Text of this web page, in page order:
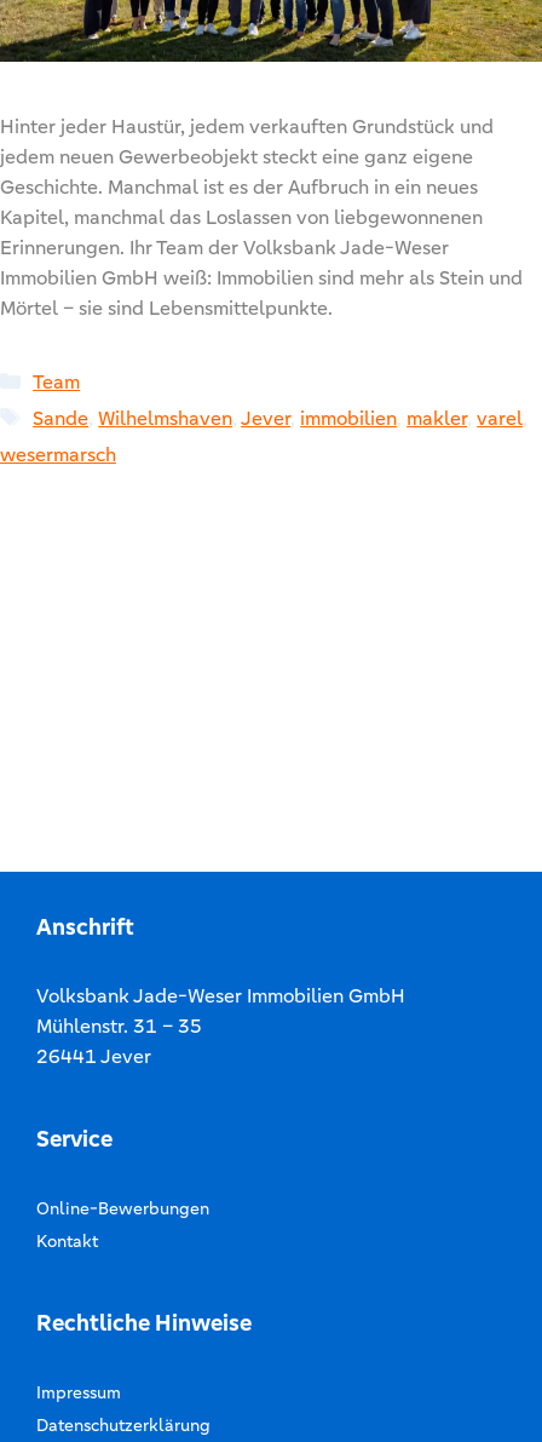
Hinter jeder Haustür, jedem verkauften Grundstück und
jedem neuen Gewerbeobjekt steckt eine ganz eigene
Geschichte. Manchmal ist es der Aufbruch in ein neues
Kapitel, manchmal das Loslassen von liebgewonnenen
Erinnerungen. Ihr Team der Volksbank Jade-Weser
Immobilien GmbH weiß: Immobilien sind mehr als Stein und
Mörtel – sie sind Lebensmittelpunkte.
Kategorien
Team
Schlagwörter
Sande,Wilhelmshaven,Jever, immobilien, makler,varel,
wesermarsch
Anschrift
Volksbank Jade-Weser Immobilien GmbH
Mühlenstr. 31 – 35
26441 Jever
Service
Online-Bewerbungen
Kontakt
Rechtliche Hinweise
Impressum
Datenschutzerklärung